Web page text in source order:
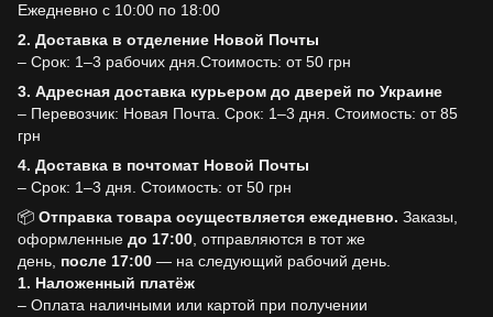
Ежедневно с 10:00 по 18:00
2. Доставка в отделение Новой Почты
– Срок: 1–3 рабочих дня.Стоимость: от 50 грн
3. Адресная доставка курьером до дверей по Украине
– Перевозчик: Новая Почта. Срок: 1–3 дня. Стоимость: от 85
грн
4. Доставка в почтомат Новой Почты
– Срок: 1–3 дня. Стоимость: от 50 грн
📦 Отправка товара осуществляется ежедневно. Заказы,
оформленные до 17:00 , отправляются в тот же
день, после 17:00 — на следующий рабочий день.
1. Наложенный платёж
– Оплата наличными или картой при получении